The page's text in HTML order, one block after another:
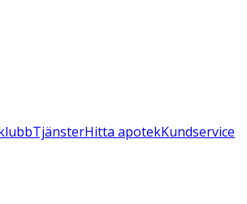
TjänsterHitta apotekKundservice